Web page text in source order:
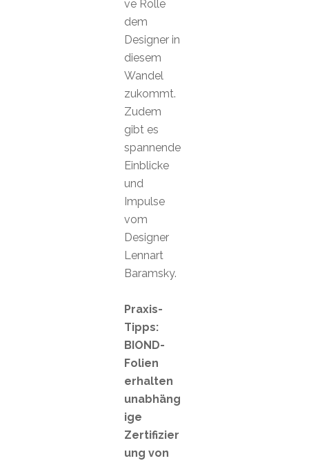
ve Rolle
dem
Designer in
diesem
Wandel
zukommt.
Zudem
gibt es
spannende
Einblicke
und
Impulse
vom
Designer
Lennart
Baramsky.
Praxis-
Tipps:
BIOND-
Folien
erhalten
unabhäng
ige
Zertifizier
ung von